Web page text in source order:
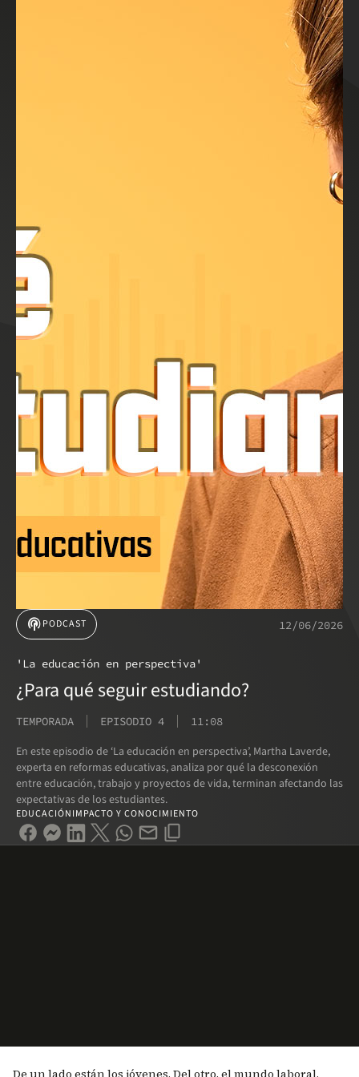
podcastsPODCAST 12/06/2026
'La educación en perspectiva'
¿Para qué seguir estudiando?
TEMPORADA EPISODIO 4 11:08
En este episodio de ‘La educación en perspectiva’, Martha Laverde,
experta en reformas educativas, analiza por qué la desconexión
entre educación, trabajo y proyectos de vida, terminan afectando las
expectativas de los estudiantes.
EDUCACIÓNIMPACTO Y CONOCIMIENTO
De un lado están los jóvenes. Del otro, el mundo laboral.